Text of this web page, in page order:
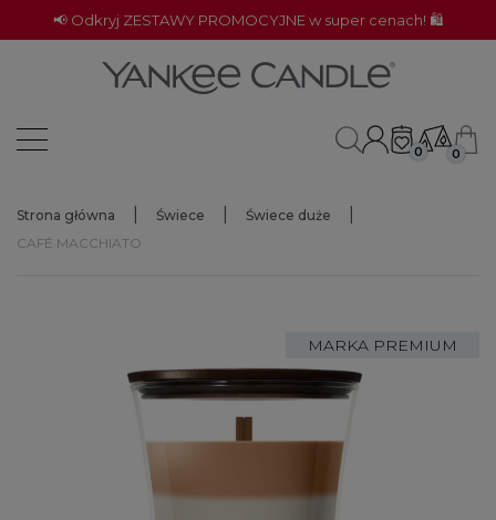
📢 Odkryj ZESTAWY PROMOCYJNE w super cenach! 🛍️
0 0
Strona główna Świece
Świece duże
CAFÉ MACCHIATO
MARKA PREMIUM